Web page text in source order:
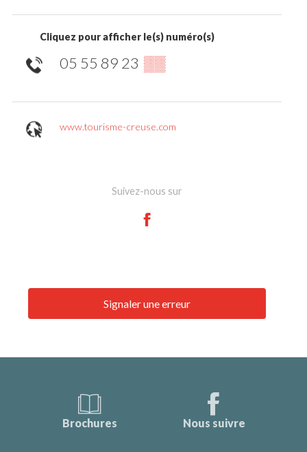
Cliquez pour afficher le(s) numéro(s)
05 55 89 23 ▒▒
www.tourisme-creuse.com
Suivez-nous sur
Signaler une erreur
Brochures Nous suivre